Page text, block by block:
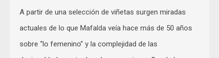
A partir de una selección de viñetas surgen miradas
actuales de lo que Mafalda veía hace más de 50 años
sobre “lo femenino” y la complejidad de las